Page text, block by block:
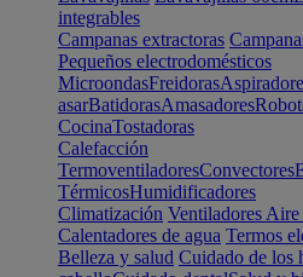
integrables
Campanas extractoras
Pequeños electrodomésticos
MicroondasFreidoras
asarBatidorasAmasadores
CocinaTostadoras
Calefacción
TermoventiladoresConvectores
TérmicosHumidificadores
Climatización Ventiladores Aire
Calentadores de agua Termos
Belleza y salud Cuidado de los